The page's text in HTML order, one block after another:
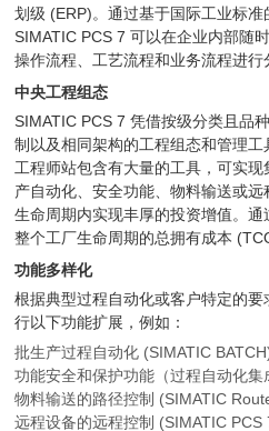
划级 (ERP)。通过基于国际工业标准
SIMATIC PCS 7 可以在企业内部随
操作流程、工艺流程和业务流程进行
中央工程组态
SIMATIC PCS 7 凭借按级分类且品
制以及相同架构的工程组态和管理
工程师站包含有大量的工具，可实
产自动化、安全功能、物料输送或
生命周期内实现丰厚的投资增值。
整个工厂生命周期的总拥有成本
功能多样化
根据典型过程自动化或客户特定的
行以下功能扩展，例如：
批生产过程自动化 (SIMATIC
功能安全和保护功能（过程自动化集
物料输送的路径控制 (SIMATIC
远程设备的远程控制 (SIMATIC PCS